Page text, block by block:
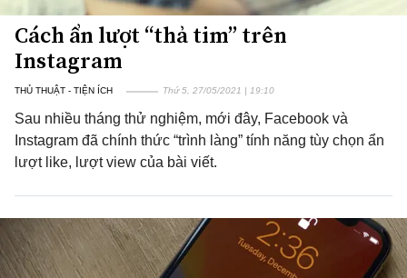
Cách ẩn lượt “thả tim” trên
Instagram
THỦ THUẬT - TIỆN ÍCH Thứ 5, 27/05/2021 | 19:10
Sau nhiều tháng thử nghiệm, mới đây, Facebook và
Instagram đã chính thức “trình làng” tính năng tùy chọn ẩn
lượt like, lượt view của bài viết.